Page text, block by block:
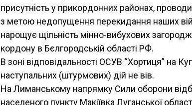
присутність у прикордонних районах,
з метою недопущення перекидання наших
нарощує щільність мінно-вибухових
кордону в Бєлгородській області РФ.
В зоні відповідальності ОСУВ “Хортиця” на
наступальних (штурмових) дій не вів.
На Лиманському напрямку Сили оборони
населеного пункту Макіївка Луганської